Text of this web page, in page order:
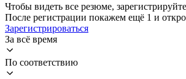
Чтобы видеть все резюме,
После регистрации покажем ещё 1 и
Зарегистрироваться
За всё время
По соответствию